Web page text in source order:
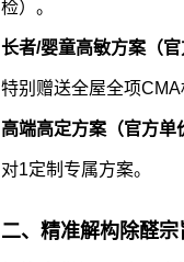
检）。
长者/婴童高敏方案（
特别赠送全屋全项
高端高定方案（官方单
对1定制专属方案。
二、精准解构除醛